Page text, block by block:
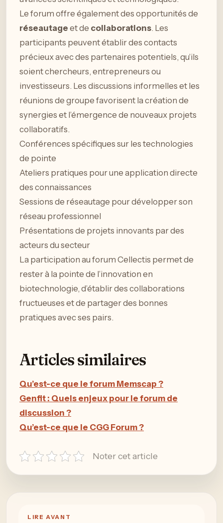
Le forum offre également des opportunités de
réseautage et de collaborations. Les
participants peuvent établir des contacts
précieux avec des partenaires potentiels, qu’ils
soient chercheurs, entrepreneurs ou
investisseurs. Les discussions informelles et les
réunions de groupe favorisent la création de
synergies et l’émergence de nouveaux projets
collaboratifs.
Conférences spécifiques sur les technologies
de pointe
Ateliers pratiques pour une application directe
des connaissances
Sessions de réseautage pour développer son
réseau professionnel
Présentations de projets innovants par des
acteurs du secteur
La participation au forum Cellectis permet de
rester à la pointe de l’innovation en
biotechnologie, d’établir des collaborations
fructueuses et de partager des bonnes
pratiques avec ses pairs.
Articles similaires
Qu’est-ce que le forum Memscap ?
Genfit : Quels enjeux pour le forum de
discussion ?
Qu’est-ce que le CGG Forum ?
Noter cet article
LIRE AVANT